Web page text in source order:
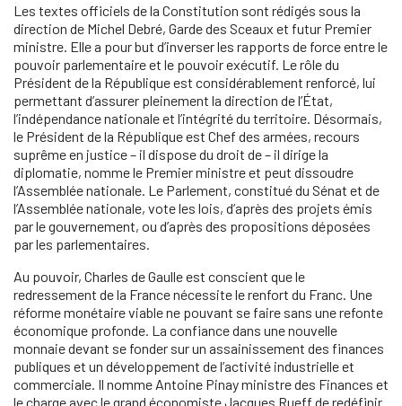
Les textes officiels de la Constitution sont rédigés sous la
direction de Michel Debré, Garde des Sceaux et futur Premier
ministre. Elle a pour but d’inverser les rapports de force entre le
pouvoir parlementaire et le pouvoir exécutif. Le rôle du
Président de la République est considérablement renforcé, lui
permettant d’assurer pleinement la direction de l’État,
l’indépendance nationale et l’intégrité du territoire. Désormais,
le Président de la République est Chef des armées, recours
suprême en justice – il dispose du droit de – il dirige la
diplomatie, nomme le Premier ministre et peut dissoudre
l’Assemblée nationale. Le Parlement, constitué du Sénat et de
l’Assemblée nationale, vote les lois, d’après des projets émis
par le gouvernement, ou d’après des propositions déposées
par les parlementaires.
Au pouvoir, Charles de Gaulle est conscient que le
redressement de la France nécessite le renfort du Franc. Une
réforme monétaire viable ne pouvant se faire sans une refonte
économique profonde. La confiance dans une nouvelle
monnaie devant se fonder sur un assainissement des finances
publiques et un développement de l’activité industrielle et
commerciale. Il nomme Antoine Pinay ministre des Finances et
le charge avec le grand économiste Jacques Rueff de redéfinir